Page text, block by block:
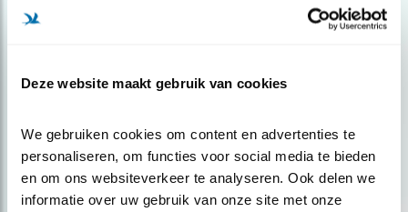
Deze website maakt gebruik van cookies
We gebruiken cookies om content en advertenties te
personaliseren, om functies voor social media te bieden
en om ons websiteverkeer te analyseren. Ook delen we
informatie over uw gebruik van onze site met onze
Meld je aan en ontvang nieuws, inspiratie, acties en tips
over vogels en activiteiten van Vogelbescherming.